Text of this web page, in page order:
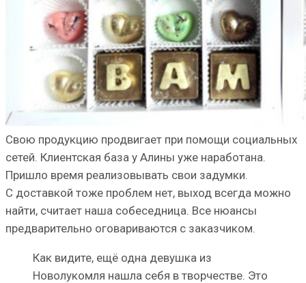
Свою продукцию продвигает при помощи социальных
сетей. Клиентская база у Алины уже наработана.
Пришло время реализовывать свои задумки.
С доставкой тоже проблем нет, выход всегда можно
найти, считает наша собеседница. Все нюансы
предварительно оговариваются с заказчиком.
Как видите, ещё одна девушка из
Новолукомля нашла себя в творчестве. Это